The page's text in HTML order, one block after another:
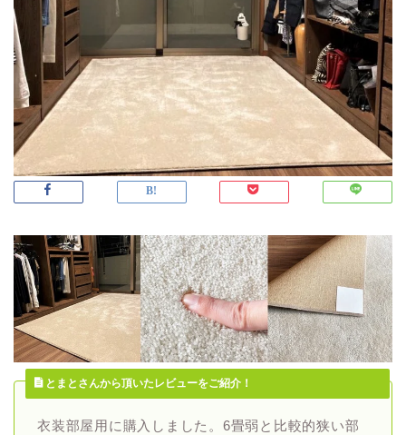
とまとさんから頂いたレビューをご紹介！
衣装部屋用に購入しました。6畳弱と比較的狭い部